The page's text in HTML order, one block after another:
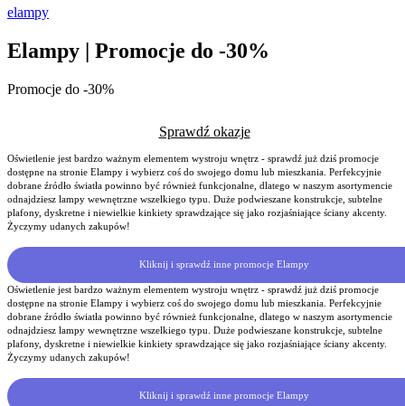
elampy
Elampy | Promocje do -30%
Promocje do -30%
Sprawdź okazje
Oświetlenie jest bardzo ważnym elementem wystroju wnętrz - sprawdź już dziś promocje
dostępne na stronie Elampy i wybierz coś do swojego domu lub mieszkania. Perfekcyjnie
dobrane źródło światła powinno być również funkcjonalne, dlatego w naszym asortymencie
odnajdziesz lampy wewnętrzne wszelkiego typu. Duże podwieszane konstrukcje, subtelne
plafony, dyskretne i niewielkie kinkiety sprawdzające się jako rozjaśniające ściany akcenty.
Życzymy udanych zakupów!
Kliknij i sprawdź inne promocje Elampy
Oświetlenie jest bardzo ważnym elementem wystroju wnętrz - sprawdź już dziś promocje
dostępne na stronie Elampy i wybierz coś do swojego domu lub mieszkania. Perfekcyjnie
dobrane źródło światła powinno być również funkcjonalne, dlatego w naszym asortymencie
odnajdziesz lampy wewnętrzne wszelkiego typu. Duże podwieszane konstrukcje, subtelne
plafony, dyskretne i niewielkie kinkiety sprawdzające się jako rozjaśniające ściany akcenty.
Życzymy udanych zakupów!
Kliknij i sprawdź inne promocje Elampy